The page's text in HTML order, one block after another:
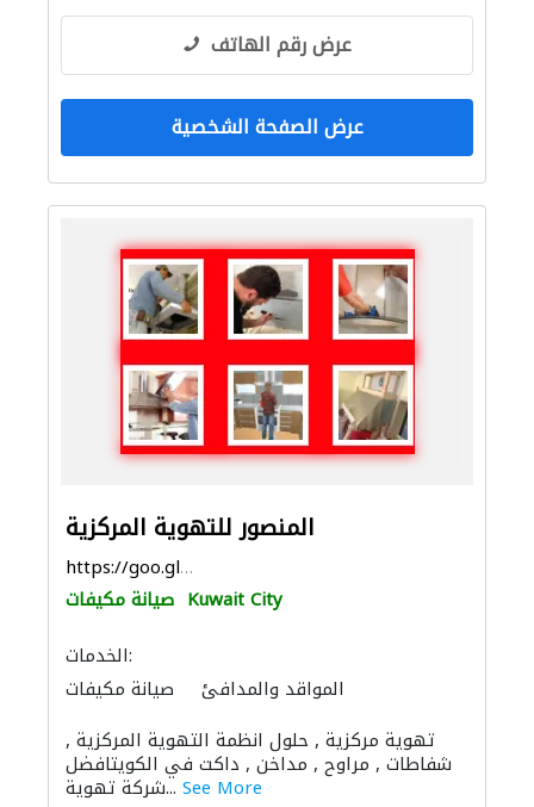
عرض رقم الهاتف
عرض الصفحة الشخصية
المنصور للتهوية المركزية
https://goo.gl/maps/WBoCePpFLnqo3myq9
صيانة مكيفات Kuwait City
الخدمات:
صيانة مكيفات
المواقد والمدافئ
تهوية مركزية , حلول انظمة التهوية المركزية ,
شفاطات , مراوح , مداخن , داكت في الكويتافضل
شركة تهوية... See More